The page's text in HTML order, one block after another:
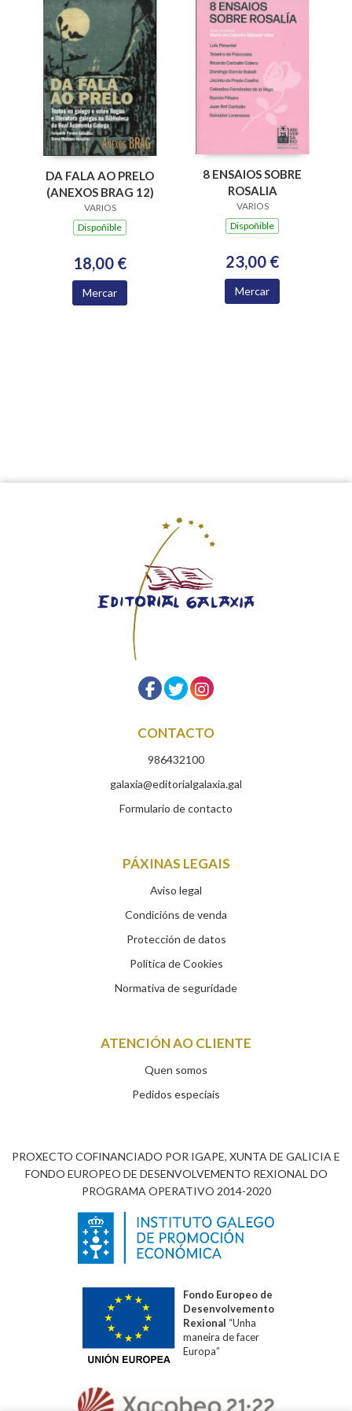
DA FALA AO PRELO
(ANEXOS BRAG 12)
VARIOS
Dispoñible
18,00 €
Mercar
8 ENSAIOS SOBRE
ROSALIA
VARIOS
Dispoñible
23,00 €
Mercar
CONTACTO
986432100
galaxia@editorialgalaxia.gal
Formulario de contacto
PÁXINAS LEGAIS
Aviso legal
Condicións de venda
Protección de datos
Política de Cookies
Normativa de seguridade
ATENCIÓN AO CLIENTE
Quen somos
Pedidos especiais
PROXECTO COFINANCIADO POR IGAPE, XUNTA DE GALICIA E
FONDO EUROPEO DE DESENVOLVEMENTO REXIONAL DO
PROGRAMA OPERATIVO 2014-2020
Fondo Europeo de
Desenvolvemento
Rexional “Unha
maneira de facer
Europa”